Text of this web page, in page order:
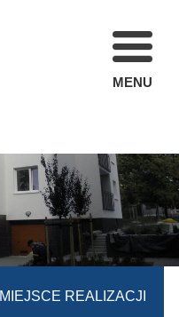
MENU
AKTUALNOŚCI
STREFA
OFERTA
KARIERA
KONTAKT
MIEJSCE REALIZACJI